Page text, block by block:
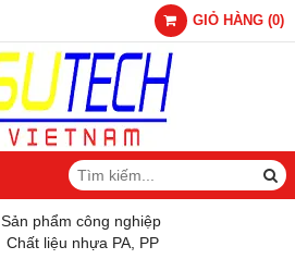
GIỎ HÀNG (0)
Sản phẩm công nghiệp
Chất liệu nhựa PA, PP